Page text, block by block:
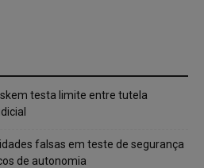
testa limite entre tutela
falsas em teste de segurança
de autonomia